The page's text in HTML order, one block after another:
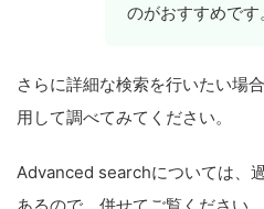
のがおすすめです
さらに詳細な検索を行いたい場
用して調べてみてください。
Advanced searchについては、